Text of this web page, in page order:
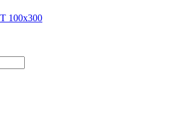
100х300